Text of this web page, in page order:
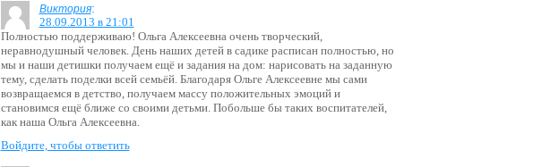
Виктория:
28.09.2013 в 21:01
Полностью поддерживаю! Ольга Алексеевна очень творческий,
неравнодушный человек. День наших детей в садике расписан полностью, но
мы и наши детишки получаем ещё и задания на дом: нарисовать на заданную
тему, сделать поделки всей семьёй. Благодаря Ольге Алексеевне мы сами
возвращаемся в детство, получаем массу положительных эмоций и
становимся ещё ближе со своими детьми. Побольше бы таких воспитателей,
как наша Ольга Алексеевна.
Войдите, чтобы ответить